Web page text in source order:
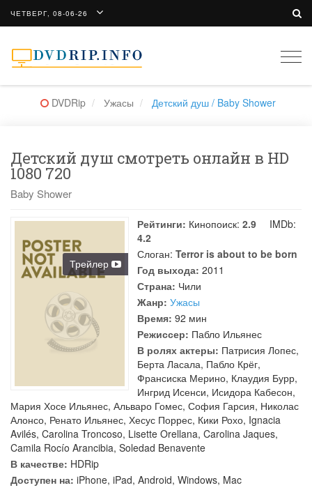
ЧЕТВЕРГ, 08-06-26
DVDRip Ужасы Детский душ / Baby Shower
Детский душ смотреть онлайн в HD
1080 720
Baby Shower
Трейлер
Рейтинги: Кинопоиск: 2.9
IMDb:
4.2
Слоган: Terror is about to be born
Год выхода: 2011
Страна: Чили
Жанр: Ужасы
Время: 92 мин
Режиссер: Пабло Ильянес
В ролях актеры: Патрисия Лопес,
Берта Ласала, Пабло Крёг,
Франсиска Мерино, Клаудия Бурр,
Ингрид Исенси, Исидора Кабесон,
Мария Хосе Ильянес, Альваро Гомес, София Гарсия, Николас
Алонсо, Ренато Ильянес, Хесус Поррес, Кики Рохо, Ignacia
Avilés, Carolina Troncoso, Lisette Orellana, Carolina Jaques,
Camila Rocío Arancibia, Soledad Benavente
В качестве: HDRip
Доступен на: iPhone, iPad, Android, Windows, Mac